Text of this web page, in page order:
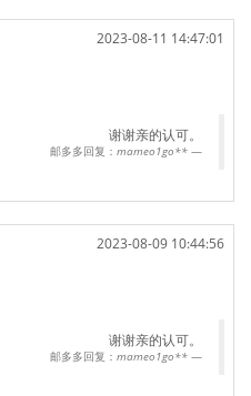
2023-08-11 14:47:01
谢谢亲的认可。
邮多多回复： mameo1go**
2023-08-09 10:44:56
谢谢亲的认可。
邮多多回复： mameo1go**